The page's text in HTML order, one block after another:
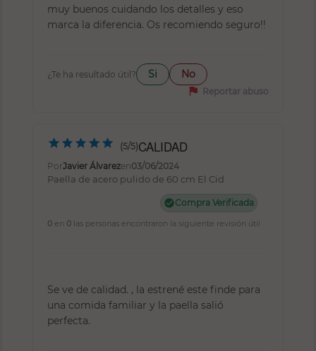
muy buenos cuidando los detalles y eso
marca la diferencia. Os recomiendo seguro!!
¿Te ha resultado útil? Si
No
flag
Reportar abuso
(5/5)CALIDAD
PorJavier Álvarezen03/06/2024
Paella de acero pulido de 60 cm El Cid
check_circleCompra Verificada
0 en 0 las personas encontraron la siguiente revisión útil
Se ve de calidad. , la estrené este finde para
una comida familiar y la paella salió
perfecta.